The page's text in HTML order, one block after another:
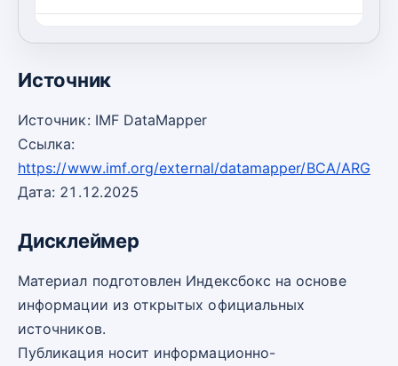
Источник
Источник: IMF DataMapper
Ссылка:
https://www.imf.org/external/datamapper/BCA/ARG
Дата: 21.12.2025
Дисклеймер
Материал подготовлен Индексбокс на основе
информации из открытых официальных
источников.
Публикация носит информационно-